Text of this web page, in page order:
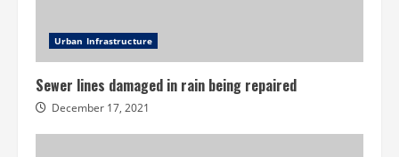
Urban Infrastructure
Sewer lines damaged in rain being repaired
December 17, 2021